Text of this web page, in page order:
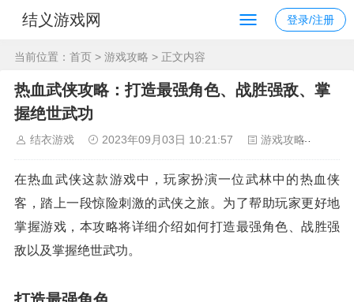
结义游戏网 登录/注册
当前位置： 首页 > 游戏攻略 > 正文内容
热血武侠攻略：打造最强角色、战胜强敌、掌
握绝世武功
结衣游戏 2023年09月03日 10:21:57 游戏攻略
在热血武侠这款游戏中，玩家扮演一位武林中的热血侠
客，踏上一段惊险刺激的武侠之旅。为了帮助玩家更好地
掌握游戏，本攻略将详细介绍如何打造最强角色、战胜强
敌以及掌握绝世武功。